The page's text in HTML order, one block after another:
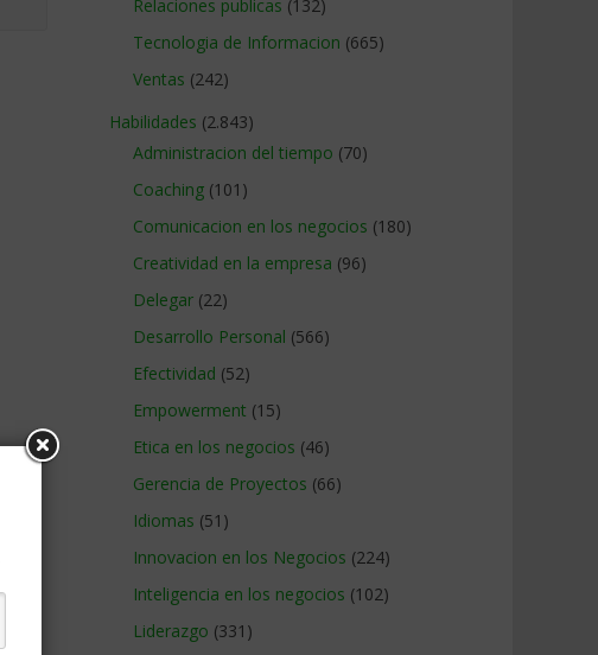
Relaciones publicas (132)
Tecnologia de Informacion (665)
Ventas (242)
Habilidades (2.843)
Administracion del tiempo (70)
Coaching (101)
Comunicacion en los negocios (180)
Creatividad en la empresa (96)
Delegar (22)
Desarrollo Personal (566)
Efectividad (52)
Empowerment (15)
Etica en los negocios (46)
Gerencia de Proyectos (66)
Idiomas (51)
Innovacion en los Negocios (224)
Inteligencia en los negocios (102)
Liderazgo (331)